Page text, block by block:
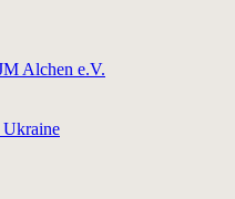
Alchen e.V.